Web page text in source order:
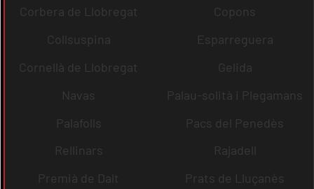
Corbera de Llobregat
Copons
Collsuspina
Esparreguera
Cornellà de Llobregat
Gelida
Navas
Palau-solità i Plegamans
Palafolls
Pacs del Penedès
Rellinars
Rajadell
Premià de Dalt
Prats de Lluçanès